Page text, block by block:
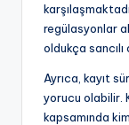
regülasyonlar
oldukça sancılı
Ayrıca, kayıt
yorucu olabilir.
kapsamında